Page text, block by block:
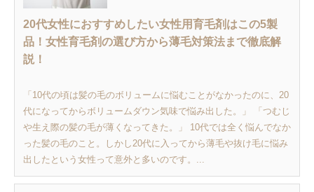
20代女性におすすめしたい女性用育毛剤はこの5製
品！女性育毛剤の選び方から薄毛対策法まで徹底解
説！
「10代の頃は髪の毛のボリュームに悩むことがなかったのに、20
代になってからボリュームダウン気味で悩み出した。」 「つむじ
や生え際の髪の毛が薄くなってきた。」 10代では全く悩んでなか
った髪の毛のこと。しかし20代に入ってから薄毛や抜け毛に悩み
出したという女性って意外と多いのです。...